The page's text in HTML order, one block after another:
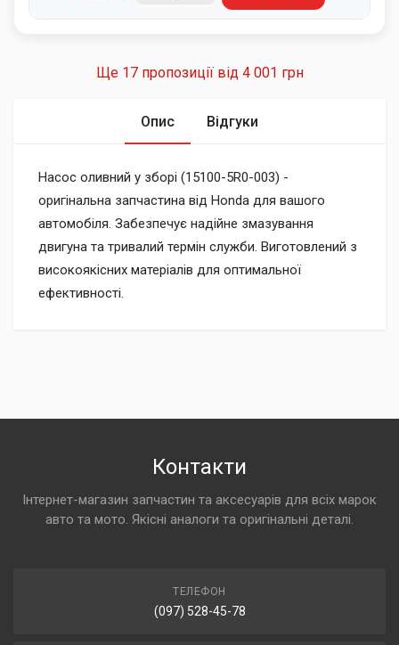
Ще 17 пропозиції від 4 001 грн
Опис Відгуки
Насос оливний у зборі (15100-5R0-003) -
оригінальна запчастина від Honda для вашого
автомобіля. Забезпечує надійне змазування
двигуна та тривалий термін служби. Виготовлений з
високоякісних матеріалів для оптимальної
ефективності.
Контакти
Інтернет-магазин запчастин та аксесуарів для всіх марок
авто та мото. Якісні аналоги та оригінальні деталі.
ТЕЛЕФОН
(097) 528-45-78